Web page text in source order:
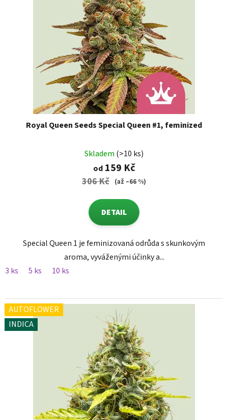
Royal Queen Seeds Special Queen #1, feminized
Skladem (>10 ks)
od159 Kč
306 Kč (až –66 %)
DETAIL
Special Queen 1 je feminizovaná odrůda s skunkovým
aroma, vyváženými účinky a...
3 ks
5 ks 10 ks
AUTOFLOWER
INDICA